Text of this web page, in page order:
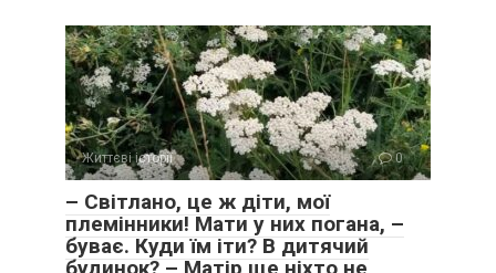
Життєві історії 0
– Світлано, це ж діти, мої
племінники! Мати у них погана, –
буває. Куди їм іти? В дитячий